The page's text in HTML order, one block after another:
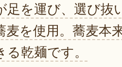
足を運び、選び抜
麦を使用。蕎麦本
乾麺です。